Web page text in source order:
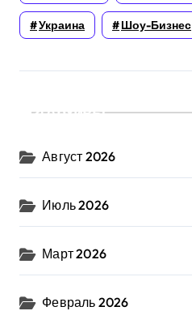
Украина Шоу-Бизнес
Архивы
Август 2026
Июль 2026
Март 2026
Февраль 2026